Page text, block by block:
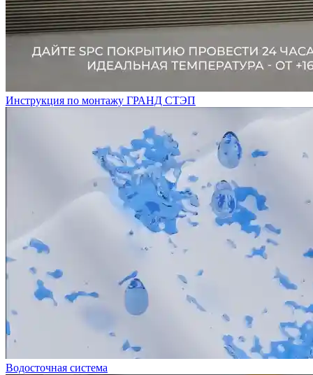
Инструкция по монтажу ГРАНД СТЭП
Водосточная система